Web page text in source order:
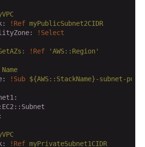
!Ref myPublicSubnet2CIDR
!Select
!Ref
'AWS::Region'
Name
!Sub ${AWS::StackName}-subnet-
!Ref myPrivateSubnet1CIDR